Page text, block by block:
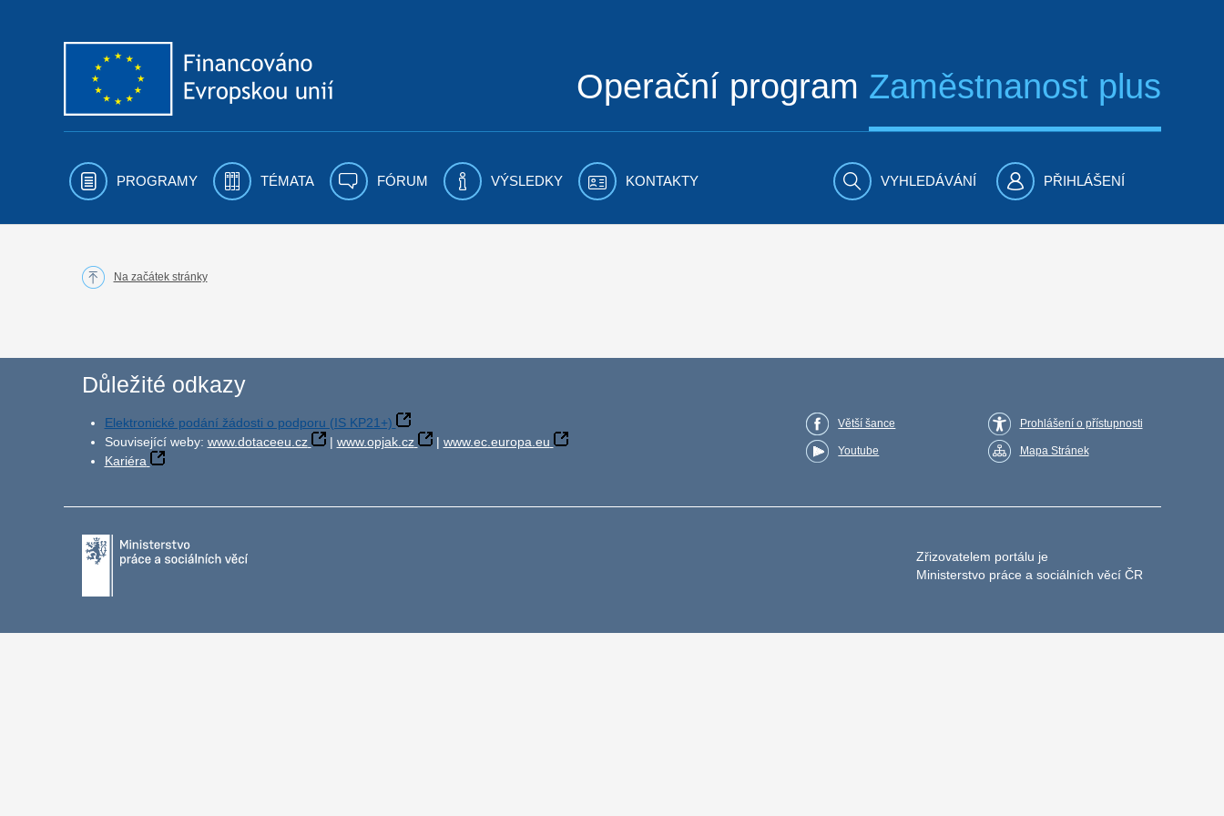
Operační program Zaměstnanost plus
PROGRAMY TÉMATA FÓRUM VÝSLEDKY KONTAKTY VYHLEDÁVÁNÍ PŘIHLÁŠENÍ
Na začátek stránky
Důležité odkazy
Elektronické podání žádosti o podporu (IS KP21+)
Související weby: www.dotaceeu.cz | www.opjak.cz | www.ec.europa.eu
Kariéra
Větší šance
Youtube
Prohlášení o přístupnosti
Mapa Stránek
Zřizovatelem portálu je
Ministerstvo práce a sociálních věcí ČR